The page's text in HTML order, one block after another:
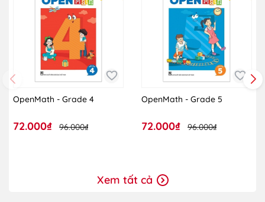
OpenMath - Grade 4
72.000₫ 96.000₫
OpenMath - Grade 5
72.000₫ 96.000₫
Xem tất cả